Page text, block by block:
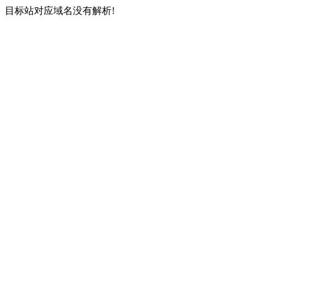
目标站对应域名没有解析!